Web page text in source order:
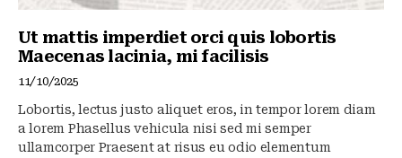
Ut mattis imperdiet orci quis lobortis
Maecenas lacinia, mi facilisis
11/10/2025
Lobortis, lectus justo aliquet eros, in tempor lorem diam
a lorem Phasellus vehicula nisi sed mi semper
ullamcorper Praesent at risus eu odio elementum